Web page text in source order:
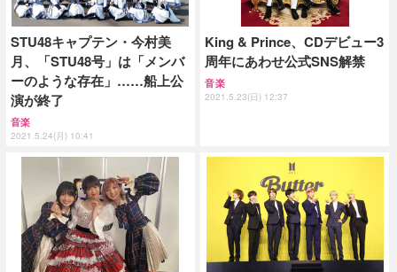
STU48キャプテン・今村美
月、「STU48号」は「メンバ
ーのような存在」……船上公
演が終了
音楽
2021.5.24(月) 10:41
King & Prince、CDデビュー3
周年にあわせ公式SNS解禁
音楽
2021.5.23(日) 12:37